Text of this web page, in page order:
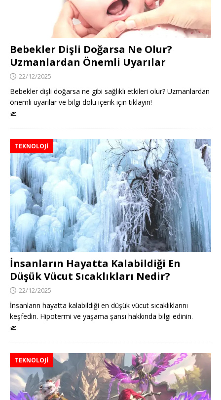
Bebekler Dişli Doğarsa Ne Olur?
Uzmanlardan Önemli Uyarılar
22/12/2025
Bebekler dişli doğarsa ne gibi sağlıklı etkileri olur? Uzmanlardan
önemli uyarılar ve bilgi dolu içerik için tıklayın!
🛫
TEKNOLOJI
İnsanların Hayatta Kalabildiği En
Düşük Vücut Sıcaklıkları Nedir?
22/12/2025
İnsanların hayatta kalabildiği en düşük vücut sıcaklıklarını
keşfedin. Hipotermi ve yaşama şansı hakkında bilgi edinin.
🛫
TEKNOLOJI